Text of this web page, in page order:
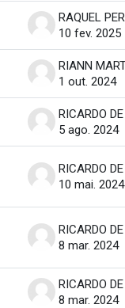
10 fev. 2025
1 out. 2024
5 ago. 2024
10 mai. 2024
8 mar. 2024
8 mar. 2024